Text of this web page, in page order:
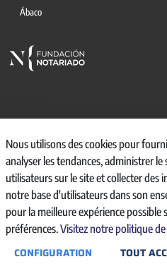
Ábaco
© 2026, CONSEJO GENERAL DEL NOTARIO
CANAL INTERNO DE
REGISTRO DE
AVISO LEGAL
POLÍTICA DE PRIVACIDAD
POLÍTICA DE COOKIES
ACCESIBILIDAD
Nous utilisons des cookies pour
analyser les tendances, administrer
utilisateurs sur le site et collecter
notre base d'utilisateurs dans son
pour la meilleure expérience
préférences.Visitez notre politique
CONFIGURATION TOUT